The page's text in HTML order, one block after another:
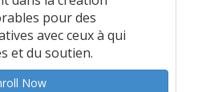
pour des
avec ceux à qui
et du soutien.
Now